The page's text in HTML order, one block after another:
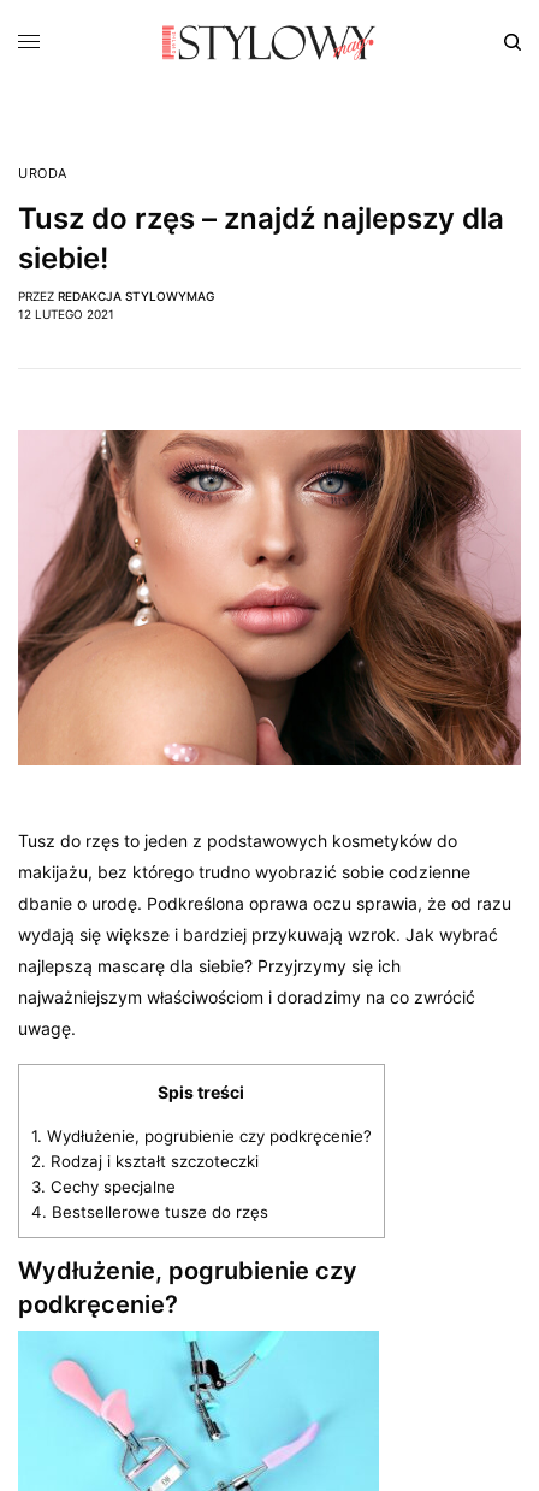
URODA
Tusz do rzęs – znajdź najlepszy dla
siebie!
PRZEZ REDAKCJA STYLOWYMAG
12 LUTEGO 2021
Tusz do rzęs to jeden z podstawowych kosmetyków do
makijażu, bez którego trudno wyobrazić sobie codzienne
dbanie o urodę. Podkreślona oprawa oczu sprawia, że od razu
wydają się większe i bardziej przykuwają wzrok. Jak wybrać
najlepszą mascarę dla siebie? Przyjrzymy się ich
najważniejszym właściwościom i doradzimy na co zwrócić
uwagę.
Spis treści
1. Wydłużenie, pogrubienie czy podkręcenie?
2. Rodzaj i kształt szczoteczki
3. Cechy specjalne
4. Bestsellerowe tusze do rzęs
Wydłużenie, pogrubienie czy
podkręcenie?